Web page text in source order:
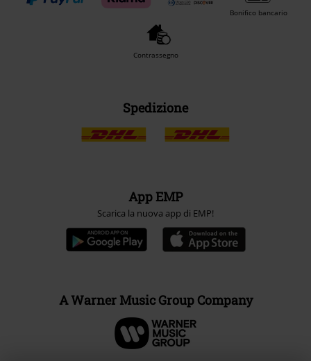
Bonifico bancario
Contrassegno
Spedizione
App EMP
Scarica la nuova app di EMP!
A Warner Music Group Company